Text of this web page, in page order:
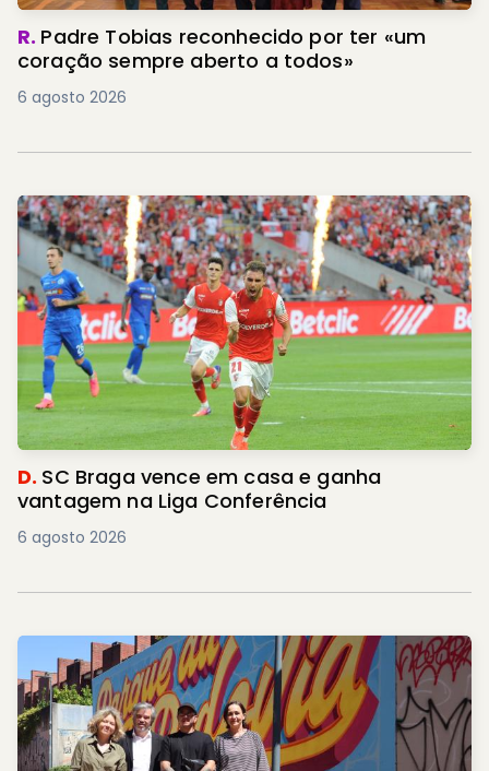
R. Padre Tobias reconhecido por ter «um
coração sempre aberto a todos»
6 agosto 2026
D. SC Braga vence em casa e ganha
vantagem na Liga Conferência
6 agosto 2026